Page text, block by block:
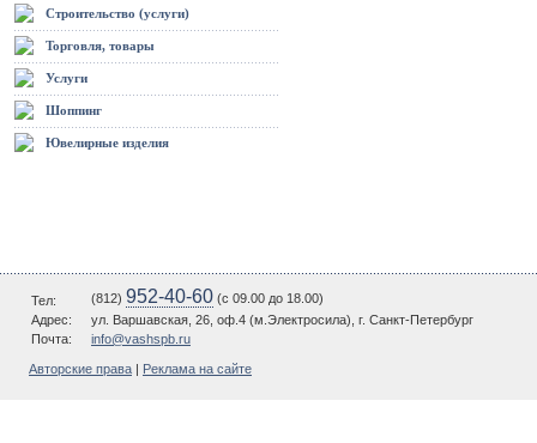
Строительство (услуги)
Торговля, товары
Услуги
Шоппинг
Ювелирные изделия
Тел: (812) 952-40-60 (c 09.00 до 18.00)
Адрес:
ул. Варшавская, 26, оф.4 (м.Электросила), г. Санкт-Петербург
Почта:
info@vashspb.ru
Авторские права Реклама на сайте